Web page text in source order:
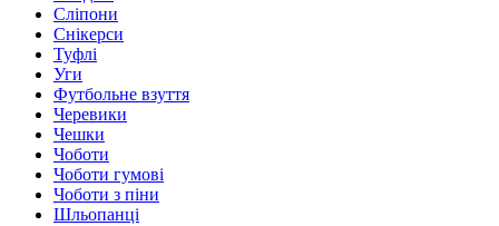
Сліпони
Снікерси
Туфлі
Уги
Футбольне взуття
Черевики
Чешки
Чоботи
Чоботи гумові
Чоботи з піни
Шльопанці